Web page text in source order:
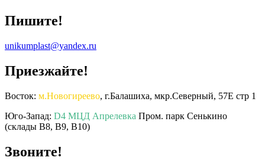
Пишите!
unikumplast@yandex.ru
Приезжайте!
Восток: м.Новогиреево, г.Балашиха, мкр.Северный, 57Е стр 1
Юго-Запад: D4 МЦД Апрелевка Пром. парк Сенькино
(склады B8, B9, B10)
Звоните!